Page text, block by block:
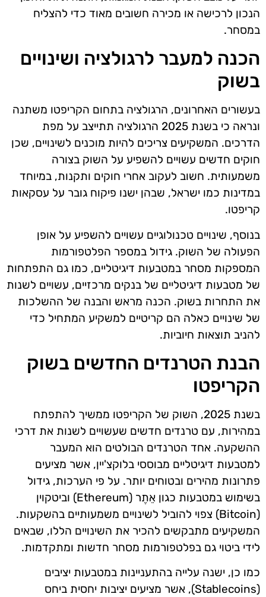
הנכון לרכישה או מכירה חשובים מאוד כדי להצליח
במסחר.
הכנה למעבר לרגולציה ושינויים
בשוק
בעשורים האחרונים, הרגולציה בתחום הקריפטו משתנה
ונראה כי בשנת 2025 הרגולציה תתייצב על מפת
הדרכים. המשקיעים צריכים להיות מוכנים לשינויים, שכן
חוקים חדשים עשויים להשפיע על השוק בצורה
משמעותית. חשוב לעקוב אחרי חוקים ותקנות, במיוחד
במדינות כמו ישראל, שבהן ישנו פיקוח גובר על עסקאות
קריפטו.
בנוסף, שינויים טכנולוגיים עשויים להשפיע על אופן
הפעולה של השוק. גידול במספר הפלטפורמות
המספקות מסחר במטבעות דיגיטליים, כמו גם התפתחות
של מטבעות דיגיטליים של בנקים מרכזיים, עשויים לשנות
את התחרות בשוק. הכנה מראש והבנה של ההשלכות
של שינויים כאלה הם קריטיים למשקיע המתחיל כדי
להניב תוצאות חיוביות.
הבנת הטרנדים החדשים בשוק
הקריפטו
בשנת 2025, השוק של הקריפטו ממשיך להתפתח
במהירות, עם טרנדים חדשים שעשויים לשנות את דרכי
ההשקעה. אחד הטרנדים הבולטים הוא המעבר
למטבעות דיגיטליים מבוססי בלוקצ'יין, אשר מציעים
פתרונות מהירים ובטוחים יותר. על פי הערכות, גידול
בשימוש במטבעות כגון אֵתֶר (Ethereum) וביטקוין
(Bitcoin) צפוי להוביל לשינויים משמעותיים בהשקעות.
המשקיעים מתבקשים להכיר את השינויים הללו, שבאים
לידי ביטוי גם בפלטפורמות מסחר חדשות ומתקדמות.
כמו כן, ישנה עלייה בהתעניינות במטבעות יציבים
(Stablecoins), אשר מציעים יציבות יחסית ביחס